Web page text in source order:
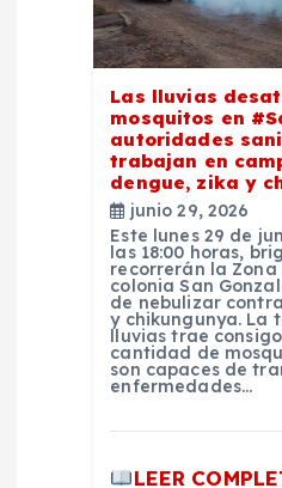
Las lluvias
mosquitos en
autoridades
trabajan en
dengue, zika y
junio 29, 2026
Este lunes 29 de
las 18:00 horas,
recorrerán la Zona
colonia San
de nebulizar
y chikungunya. La
lluvias trae
cantidad de
son capaces de
enfermedades…
LEER